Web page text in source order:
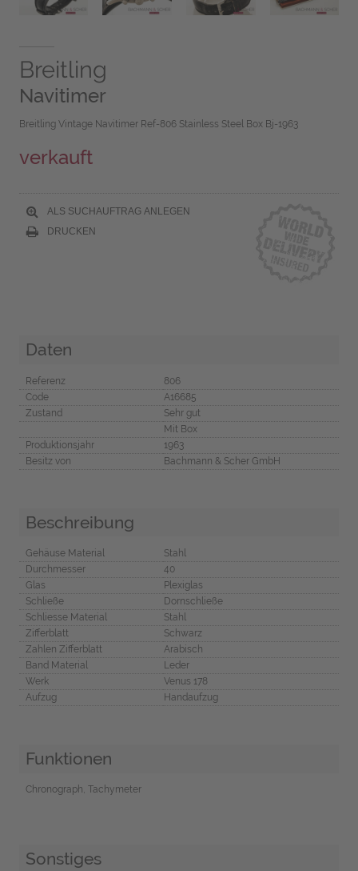
Breitling
Navitimer
Breitling Vintage Navitimer Ref-806 Stainless Steel Box Bj-1963
verkauft
ALS SUCHAUFTRAG ANLEGEN
DRUCKEN
Daten
Referenz
806
Code
A16685
Zustand
Sehr gut
Mit Box
Produktionsjahr
1963
Besitz von
Bachmann & Scher GmbH
Beschreibung
Gehäuse Material
Stahl
Durchmesser
40
Glas
Plexiglas
Schließe
Dornschließe
Schliesse Material
Stahl
Zifferblatt
Schwarz
Zahlen Zifferblatt
Arabisch
Band Material
Leder
Werk
Venus 178
Aufzug
Handaufzug
Funktionen
Chronograph, Tachymeter
Sonstiges